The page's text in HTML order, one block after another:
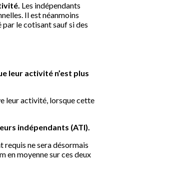
Les indépendants
Il est néanmoins
le cotisant sauf si des
leur activité n’est plus
leur activité, lorsque cette
indépendants (ATI).
ne sera désormais
en moyenne sur ces deux